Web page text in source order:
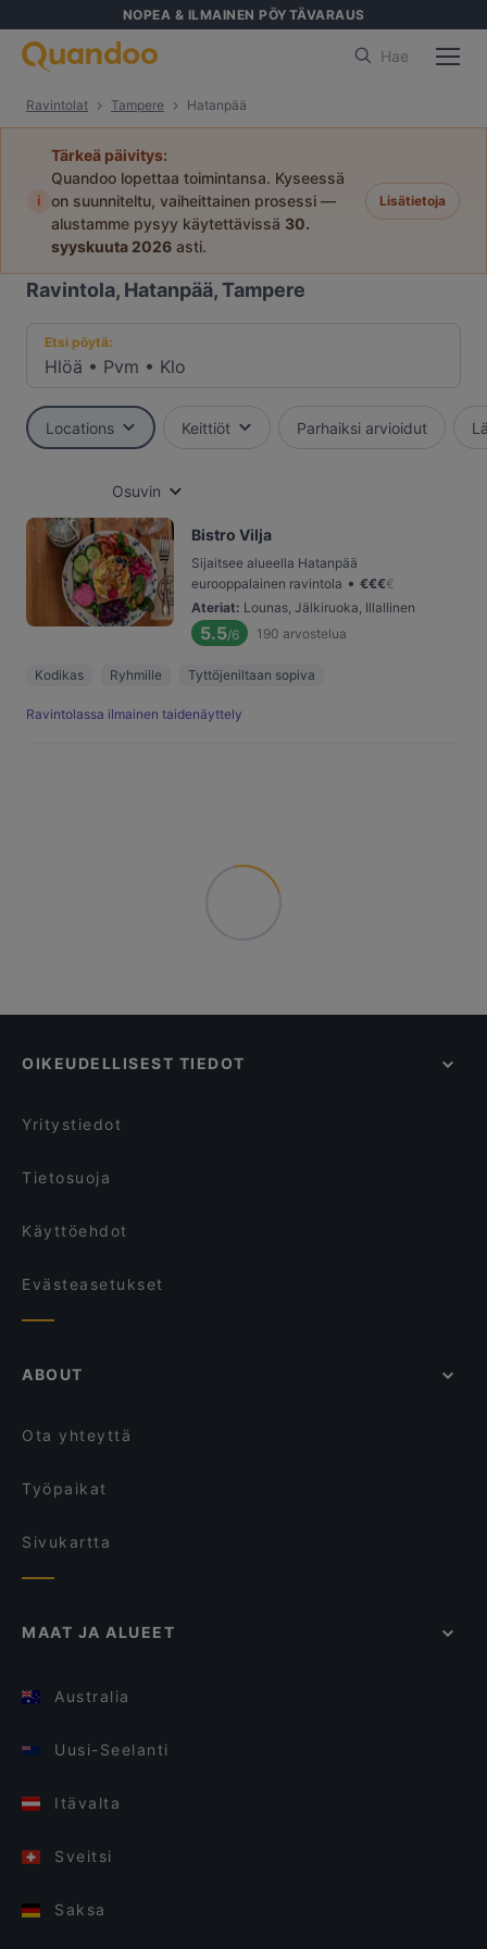
NOPEA & ILMAINEN PÖYTÄVARAUS
Hae
Ravintolat Tampere Hatanpää
i
Tärkeä päivitys:
Quandoo lopettaa toimintansa. Kyseessä
on suunniteltu, vaiheittainen prosessi —
alustamme pysyy käytettävissä 30.
syyskuuta 2026 asti.
Lisätietoja
Ravintola, Hatanpää, Tampere
Etsi pöytä:
Hlöä • Pvm • Klo
Locations Keittiöt Parhaiksi arvioidut
Osuvin
Bistro Vilja
Sijaitsee alueella Hatanpää
eurooppalainen ravintola • €€€€
Ateriat: Lounas, Jälkiruoka, Illallinen
5.5/6 190 arvostelua
Kodikas Ryhmille Tyttöjeniltaan sopiva
Ravintolassa ilmainen taidenäyttely
OIKEUDELLISEST TIEDOT
Yritystiedot
Tietosuoja
Käyttöehdot
Evästeasetukset
ABOUT
Ota yhteyttä
Työpaikat
Sivukartta
MAAT JA ALUEET
Australia
Uusi-Seelanti
Itävalta
Sveitsi
Saksa